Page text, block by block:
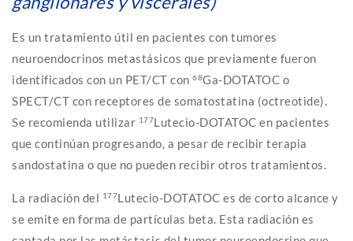
Es un tratamiento útil en pacientes con tumores
neuroendocrinos metastásicos que previamente fueron
identificados con un PET/CT con 68Ga-DOTATOC o
SPECT/CT con receptores de somatostatina (octreotide).
Se recomienda utilizar 177Lutecio-DOTATOC en pacientes
que continúan progresando, a pesar de recibir terapia
sandostatina o que no pueden recibir otros tratamientos.
La radiación del 177Lutecio-DOTATOC es de corto alcance y
se emite en forma de partículas beta. Esta radiación es